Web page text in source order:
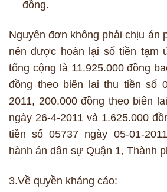
đồng.
Nguyên đơn không phải chịu án
nên được hoàn lại số tiền tạm
tổng cộng là 11.925.000 đồng
đồng theo biên lai thu tiền số
2011, 200.000 đồng theo biên
ngày 26-4-2011 và 1.625.000
tiền số 05737 ngày 05-01-
hành án dân sự Quận 1, Thành
3.Về quyền kháng cáo: